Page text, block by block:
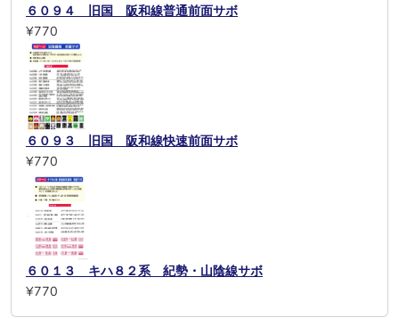
６０９４ 旧国 阪和線普通前面サボ
¥770
６０９３ 旧国 阪和線快速前面サボ
¥770
６０１３ キハ８２系 紀勢・山陰線サボ
¥770